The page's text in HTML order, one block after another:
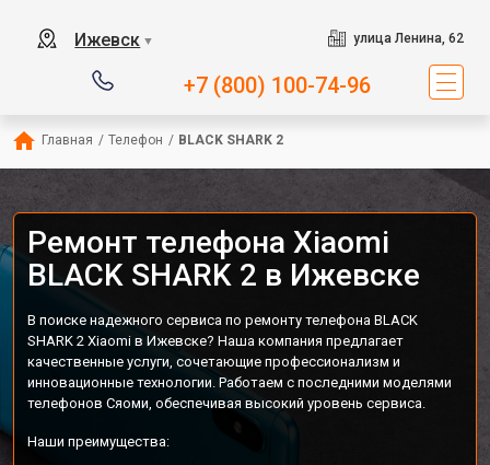
Ижевск ▼ улица Ленина, 62
+7 (800) 100-74-96
Главная / Телефон / BLACK SHARK 2
Ремонт телефона Xiaomi
BLACK SHARK 2 в Ижевске
В поиске надежного сервиса по ремонту телефона BLACK
SHARK 2 Xiaomi в Ижевске? Наша компания предлагает
качественные услуги, сочетающие профессионализм и
инновационные технологии. Работаем с последними моделями
телефонов Сяоми, обеспечивая высокий уровень сервиса.
Наши преимущества: